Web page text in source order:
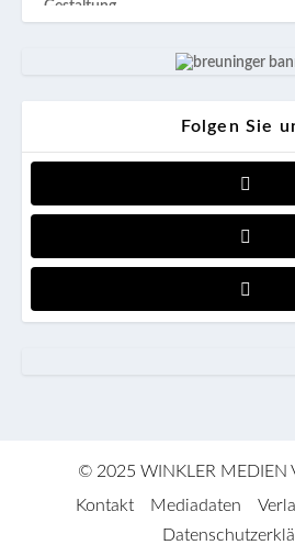
Folgen Sie
© 2025 WINKLER MEDIEN
Kontakt
Mediadaten